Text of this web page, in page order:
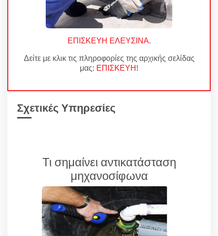
ΕΠΙΣΚΕΥΗ ΕΛΕΥΣΙΝΑ.
Δείτε με κλικ τις πληροφορίες της αρχικής σελίδας
μας: ΕΠΙΣΚΕΥΗ!
Σχετικές Υπηρεσίες
Τι σημαίνει αντικατάσταση
μηχανοσίφωνα